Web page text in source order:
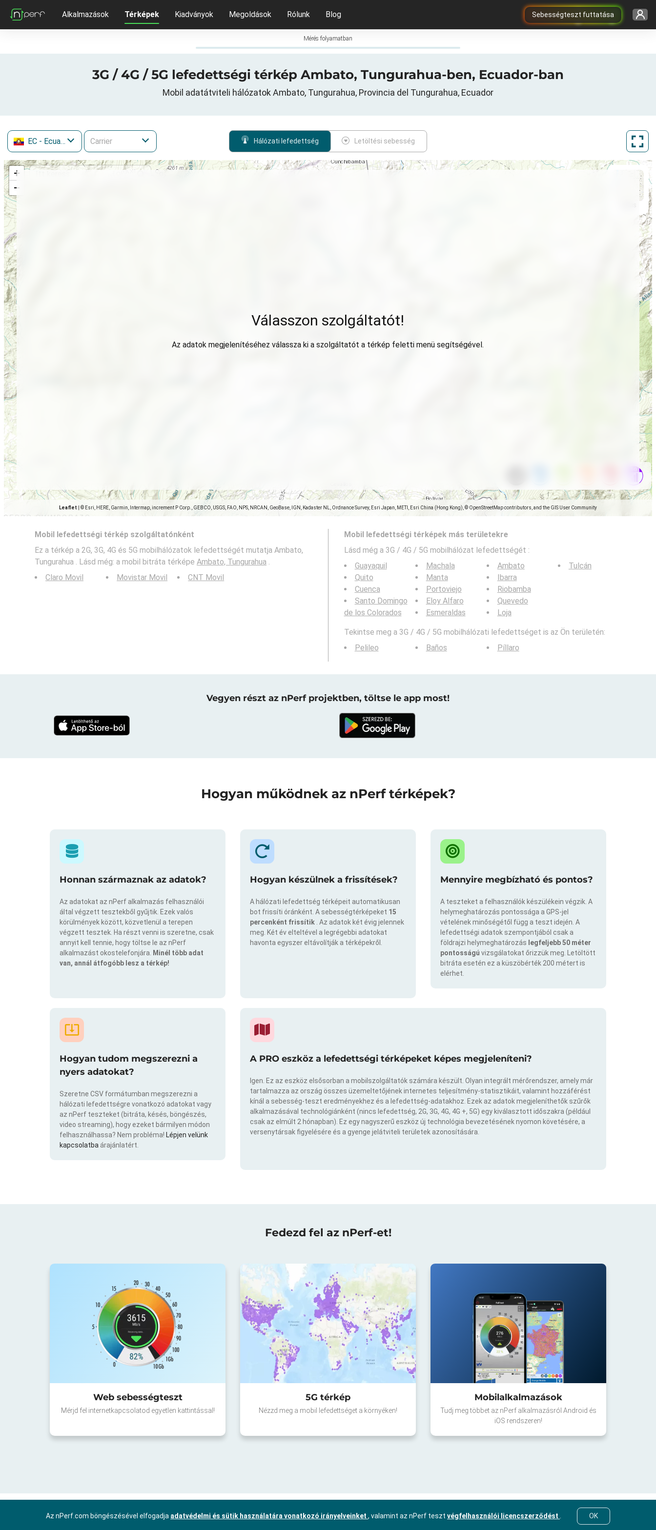
Sebességteszt futtatása
Alkalmazások Térképek Kiadványok Megoldások Rólunk Blog
Mérés folyamatban
3G / 4G / 5G lefedettségi térkép Ambato, Tungurahua-ben, Ecuador-ban
Mobil adatátviteli hálózatok Ambato, Tungurahua, Provincia del Tungurahua, Ecuador
EC - Ecuador Hálózati lefedettség Letöltési sebesség
+
−
Leaflet © Esri, HERE, Garmin, Intermap, increment P Corp., GEBCO, USGS, FAO, NPS, NRCAN, GeoBase, IGN, Kadaster NL, Ordnance Survey, Esri Japan, METI, Esri China (Hong Kong), © OpenStreetMap contributors, and the GIS User Community
Válasszon szolgáltatót!
Az adatok megjelenítéséhez válassza ki a szolgáltatót a térkép feletti menü segítségével.
Mobil lefedettségi térkép szolgáltatónként
Ez a térkép a 2G, 3G, 4G és 5G mobilhálózatok lefedettségét mutatja Ambato,
Tungurahua . Lásd még: a mobil bitráta térképe Ambato, Tungurahua .
Claro Movil
Movistar Movil CNT Movil
Mobil lefedettségi térképek más területekre
Lásd még a 3G / 4G / 5G mobilhálózat lefedettségét :
Guayaquil
Quito
Cuenca
Santo Domingo
de los Colorados
Machala
Manta
Portoviejo
Eloy Alfaro
Esmeraldas
Ambato
Ibarra
Riobamba
Quevedo
Loja
Tulcán
Tekintse meg a 3G / 4G / 5G mobilhálózati lefedettséget is az Ön területén:
Pelileo
Baños Píllaro
Vegyen részt az nPerf projektben, töltse le app most!
Hogyan működnek az nPerf térképek?
Honnan származnak az adatok?
Az adatokat az nPerf alkalmazás felhasználói
által végzett tesztekből gyűjtik. Ezek valós
körülmények között, közvetlenül a terepen
végzett tesztek. Ha részt venni is szeretne, csak
annyit kell tennie, hogy töltse le az nPerf
alkalmazást okostelefonjára.
Minél több adat
van, annál átfogóbb lesz a térkép!
Hogyan készülnek a frissítések?
A hálózati lefedettség térképeit automatikusan
bot frissíti óránként. A sebességtérképeket 15
percenként frissítik . Az adatok két évig jelennek
meg. Két év elteltével a legrégebbi adatokat
havonta egyszer eltávolítják a térképekről.
Mennyire megbízható és pontos?
A teszteket a felhasználók készülékein végzik. A
helymeghatározás pontossága a GPS-jel
vételének minőségétől függ a teszt idején. A
lefedettségi adatok szempontjából csak a
földrajzi helymeghatározás legfeljebb 50 méter
pontosságú vizsgálatokat őrizzük meg. Letöltött
bitráta esetén ez a küszöbérték 200 métert is
elérhet.
Hogyan tudom megszerezni a
nyers adatokat?
Szeretne CSV formátumban megszerezni a
hálózati lefedettségre vonatkozó adatokat vagy
az nPerf teszteket (bitráta, késés, böngészés,
video streaming), hogy ezeket bármilyen módon
felhasználhassa? Nem probléma! Lépjen velünk
kapcsolatba árajánlatért.
A PRO eszköz a lefedettségi térképeket képes megjeleníteni?
Igen. Ez az eszköz elsősorban a mobilszolgáltatók számára készült. Olyan integrált mérőrendszer, amely már
tartalmazza az ország összes üzemeltetőjének internetes teljesítmény-statisztikáit, valamint hozzáférést
kínál a sebesség-teszt eredményekhez és a lefedettség-adatakhoz. Ezek az adatok megjeleníthetők szűrők
alkalmazásával technológiánként (nincs lefedettség, 2G, 3G, 4G, 4G +, 5G) egy kiválasztott időszakra (például
csak az elmúlt 2 hónapban). Ez egy nagyszerű eszköz új technológia bevezetésének nyomon követésére, a
versenytársak figyelésére és a gyenge jelátviteli területek azonosítására.
Fedezd fel az nPerf-et!
Web sebességteszt
Mérjd fel internetkapcsolatod egyetlen kattintással!
5G térkép
Nézzd meg a mobil lefedettséget a környéken!
Mobilalkalmazások
Tudj meg többet az nPerf alkalmazásról Android és
iOS rendszeren!
Az nPerf.com böngészésével elfogadja adatvédelmi és sütik használatára vonatkozó irányelveinket , valamint az nPerf teszt végfelhasználói licencszerződést OK